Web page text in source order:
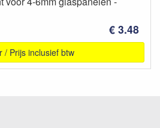
€ 3.48
/ Prijs inclusief btw